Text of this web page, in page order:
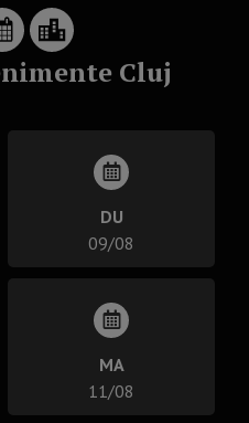
Cluj
DU
09/08
MA
11/08